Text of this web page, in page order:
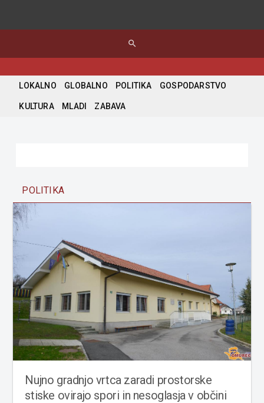
search
LOKALNO GLOBALNO POLITIKA GOSPODARSTVO
KULTURA MLADI ZABAVA
POLITIKA
Nujno gradnjo vrtca zaradi prostorske
stiske ovirajo spori in nesoglasja v občini